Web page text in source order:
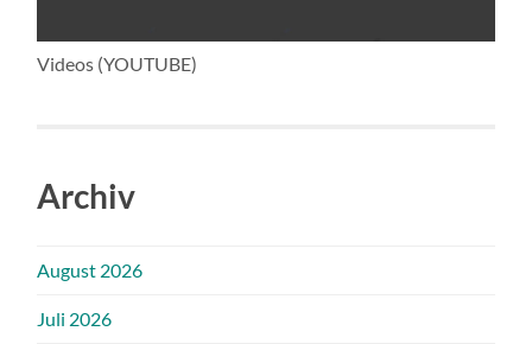
Videos (YOUTUBE)
Archiv
August 2026
Juli 2026